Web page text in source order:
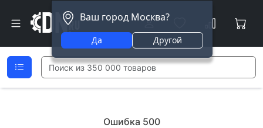
Ваш город Москва?
Да Другой
Ошибка 500